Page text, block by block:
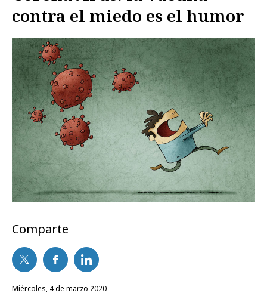
contra el miedo es el humor
Comparte
miércoles, 4 de marzo 2020